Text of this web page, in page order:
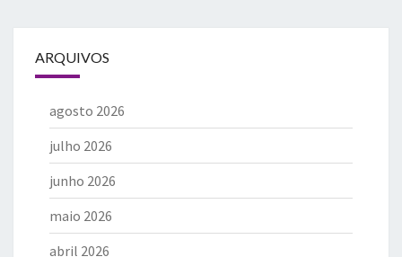
ARQUIVOS
agosto 2026
julho 2026
junho 2026
maio 2026
abril 2026